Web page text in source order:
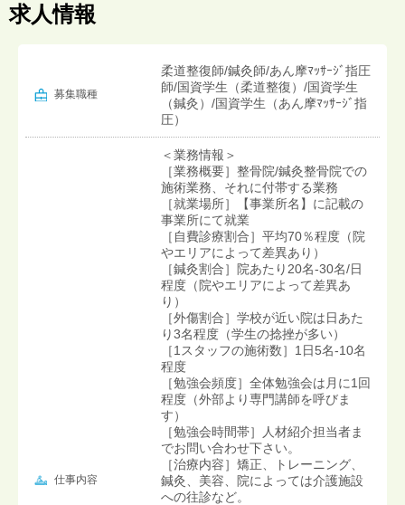
求人情報
募集職種
柔道整復師/鍼灸師/あん摩ﾏｯｻｰｼﾞ指圧
師/国資学生（柔道整復）/国資学生
（鍼灸）/国資学生（あん摩ﾏｯｻｰｼﾞ指
圧）
仕事内容
＜業務情報＞
［業務概要］整骨院/鍼灸整骨院での
施術業務、それに付帯する業務
［就業場所］【事業所名】に記載の
事業所にて就業
［自費診療割合］平均70％程度（院
やエリアによって差異あり）
［鍼灸割合］院あたり20名-30名/日
程度（院やエリアによって差異あ
り）
［外傷割合］学校が近い院は日あた
り3名程度（学生の捻挫が多い）
［1スタッフの施術数］1日5名-10名
程度
［勉強会頻度］全体勉強会は月に1回
程度（外部より専門講師を呼びま
す）
［勉強会時間帯］人材紹介担当者ま
でお問い合わせ下さい。
［治療内容］矯正、トレーニング、
鍼灸、美容、院によっては介護施設
への往診など。